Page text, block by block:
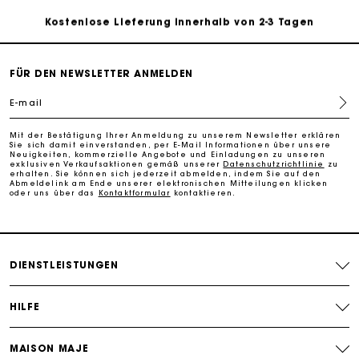
Kostenlose Lieferung innerhalb von 2-3 Tagen
Die Maje-Geschenkkarte: Die beste Möglichkeit, das
perfekte Geschenk zu machen
FÜR DEN NEWSLETTER ANMELDEN
E-mail
Mit der Bestätigung Ihrer Anmeldung zu unserem Newsletter erklären
Sie sich damit einverstanden, per E-Mail Informationen über unsere
Neuigkeiten, kommerzielle Angebote und Einladungen zu unseren
exklusiven Verkaufsaktionen gemäß unserer Datenschutzrichtlinie
zu
erhalten. Sie können sich jederzeit abmelden, indem Sie auf den
Abmeldelink am Ende unserer elektronischen Mitteilungen klicken
oder uns über das
Kontaktformular kontaktieren.
DIENSTLEISTUNGEN
HILFE
MAISON MAJE